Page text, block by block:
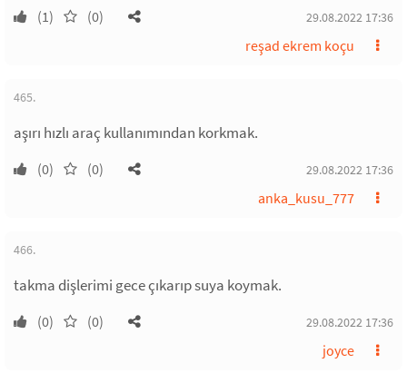
(1) (0) 29.08.2022 17:36
reşad ekrem koçu
465.
aşırı hızlı araç kullanımından korkmak.
(0) (0) 29.08.2022 17:36
anka_kusu_777
466.
takma dişlerimi gece çıkarıp suya koymak.
(0) (0) 29.08.2022 17:36
joyce